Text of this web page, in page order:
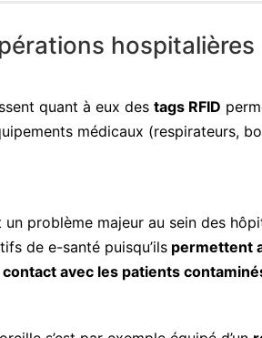
hospitalières
quant à eux des tags RFID
médicaux (respirateurs,
un problème majeur au sein des
de e-santé puisqu’ils permettent
avec les patients